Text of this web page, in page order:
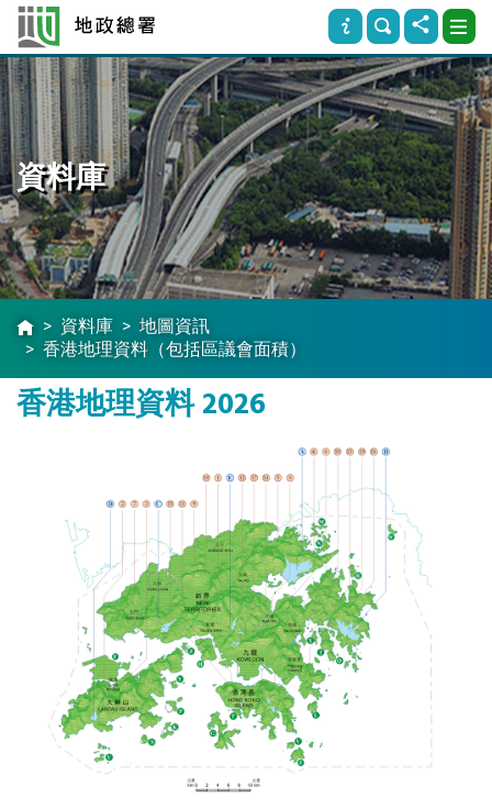
資料庫
資料庫
地圖資訊
香港地理資料（包括區議會面積）
香港地理資料 2026